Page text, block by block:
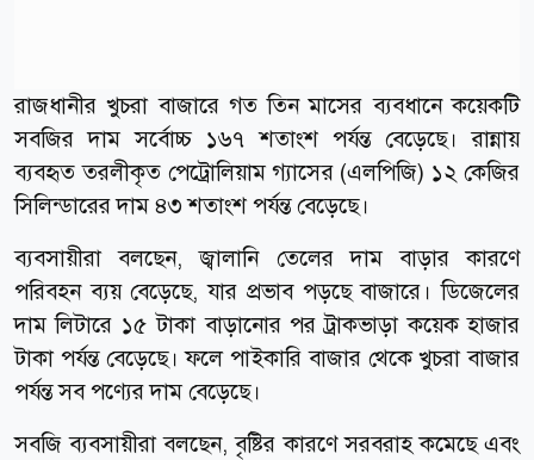
রাজধানীর খুচরা বাজারে গত তিন মাসের ব্যবধানে কয়েকটি
সবজির দাম সর্বোচ্চ ১৬৭ শতাংশ পর্যন্ত বেড়েছে। রান্নায়
ব্যবহৃত তরলীকৃত পেট্রোলিয়াম গ্যাসের (এলপিজি) ১২ কেজির
সিলিন্ডারের দাম ৪৩ শতাংশ পর্যন্ত বেড়েছে।
ব্যবসায়ীরা বলছেন, জ্বালানি তেলের দাম বাড়ার কারণে
পরিবহন ব্যয় বেড়েছে, যার প্রভাব পড়ছে বাজারে। ডিজেলের
দাম লিটারে ১৫ টাকা বাড়ানোর পর ট্রাকভাড়া কয়েক হাজার
টাকা পর্যন্ত বেড়েছে। ফলে পাইকারি বাজার থেকে খুচরা বাজার
পর্যন্ত সব পণ্যের দাম বেড়েছে।
সবজি ব্যবসায়ীরা বলছেন, বৃষ্টির কারণে সরবরাহ কমেছে এবং